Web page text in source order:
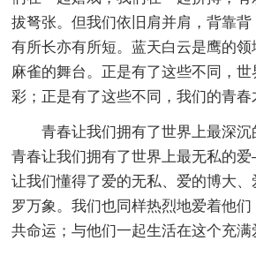
拔弩张。但我们依旧肩并肩，背靠背
有所长亦有所短。蓝天白云是鹰的
麻雀的舞台。正是有了这些不同，世
彩；正是有了这些不同，我们的青春
青春让我们拥有了世界上最深
青春让我们拥有了世界上最无私的
让我们懂得了爱的无私、爱的博大
罗万象。我们也同样热烈地爱着他们
共命运；与他们一起生活在这个充满